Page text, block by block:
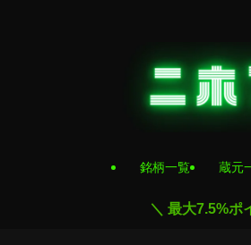
銘柄一覧 蔵元
＼ 最大7.5%ポ